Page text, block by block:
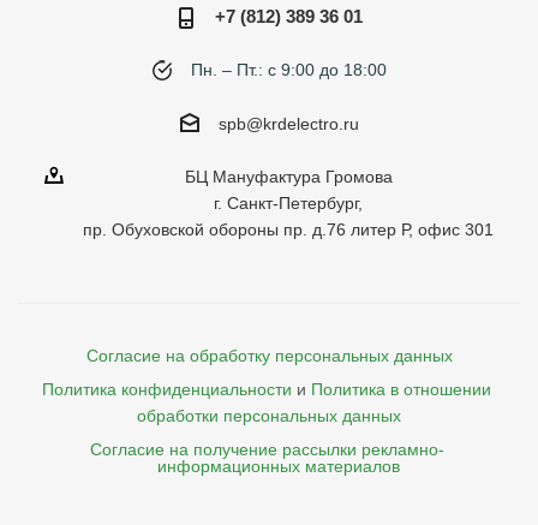
+7 (812) 389 36 01
Пн. – Пт.: с 9:00 до 18:00
spb@krdelectro.ru
БЦ Мануфактура Громова
г. Санкт-Петербург,
пр. Обуховской обороны пр. д.76 литер Р, офис 301
Согласие на обработку персональных данных
Политика конфиденциальности и Политика в отношении
обработки персональных данных
Согласие на получение рассылки рекламно-
    информационных материалов